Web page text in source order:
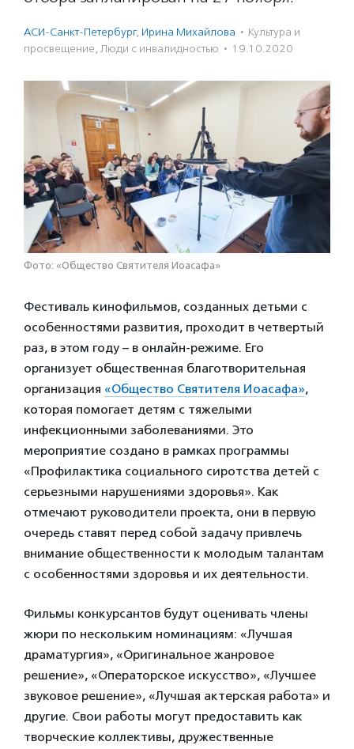
АСИ-Санкт-Петербург, Ирина Михайлова · Культура и
просвещение, Люди с инвалидностью · 19.10.2020
Фото: «Общество Святителя Иоасафа»
Фестиваль кинофильмов, созданных детьми с
особенностями развития, проходит в четвертый
раз, в этом году – в онлайн-режиме. Его
организует общественная благотворительная
организация «Общество Святителя Иоасафа»,
которая помогает детям с тяжелыми
инфекционными заболеваниями. Это
мероприятие создано в рамках программы
«Профилактика социального сиротства детей с
серьезными нарушениями здоровья». Как
отмечают руководители проекта, они в первую
очередь ставят перед собой задачу привлечь
внимание общественности к молодым талантам
с особенностями здоровья и их деятельности.
Фильмы конкурсантов будут оценивать члены
жюри по нескольким номинациям: «Лучшая
драматургия», «Оригинальное жанровое
решение», «Операторское искусство», «Лучшее
звуковое решение», «Лучшая актерская работа» и
другие. Свои работы могут предоставить как
творческие коллективы, дружественные